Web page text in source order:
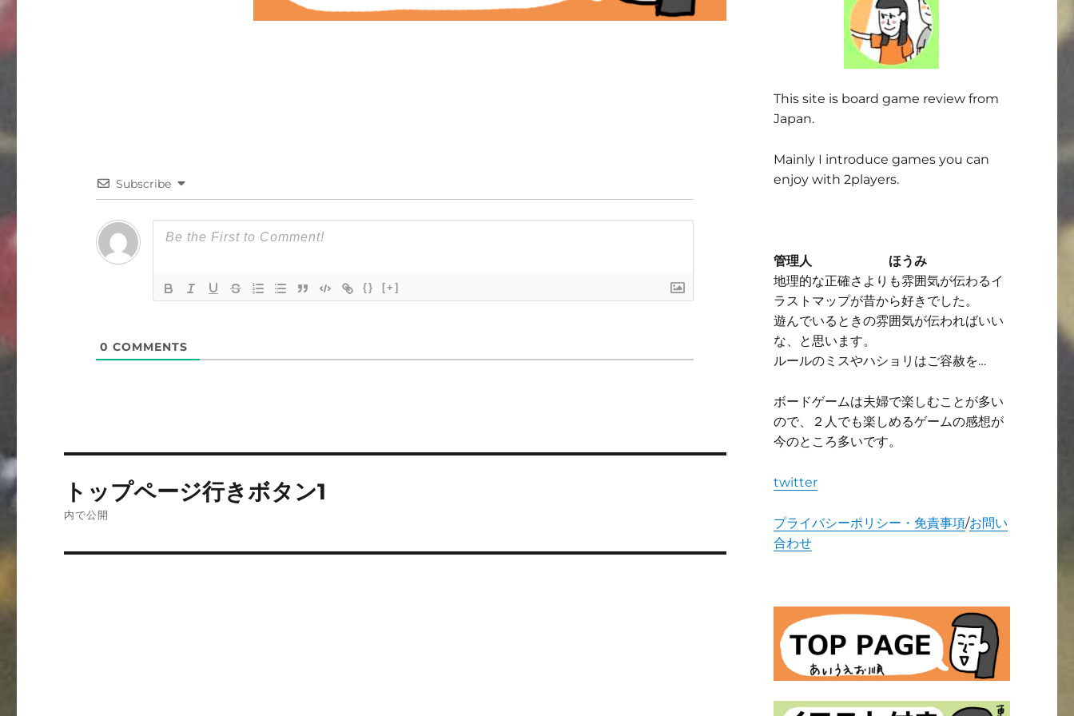
Subscribe
{} [+]
0 COMMENTS
稿トップページ行きボタン1
内で公開
This site is board game review from
Japan.
Mainly I introduce games you can
enjoy with 2players.
管理人 ほうみ
地理的な正確さよりも雰囲気が伝わるイ
ラストマップが昔から好きでした。
遊んでいるときの雰囲気が伝わればいい
な、と思います。
ルールのミスやハショリはご容赦を…
ボードゲームは夫婦で楽しむことが多い
ので、２人でも楽しめるゲームの感想が
今のところ多いです。
twitter
プライバシーポリシー・免責事項/お問い
合わせ